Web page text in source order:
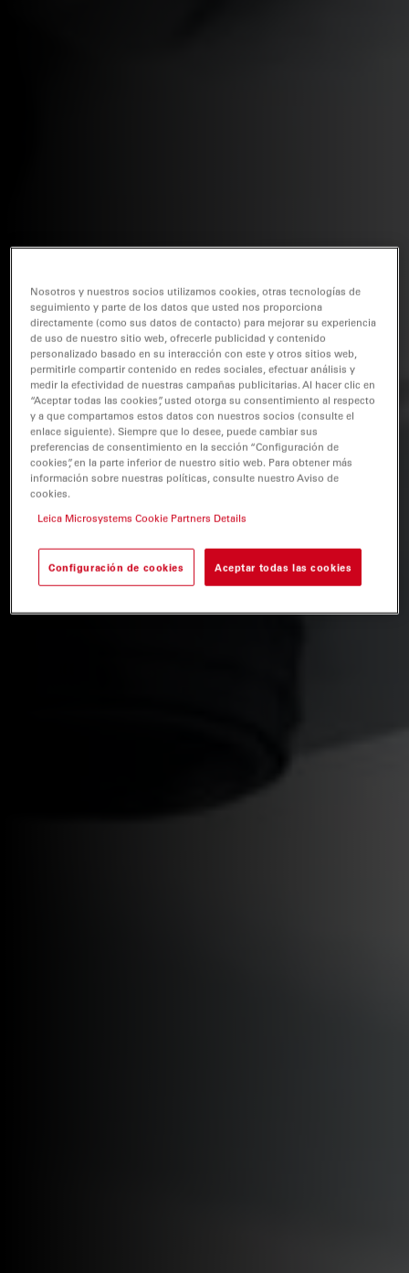
Nosotros y nuestros socios utilizamos cookies, otras tecnologías de
seguimiento y parte de los datos que usted nos proporciona
directamente (como sus datos de contacto) para mejorar su experiencia
de uso de nuestro sitio web, ofrecerle publicidad y contenido
personalizado basado en su interacción con este y otros sitios web,
permitirle compartir contenido en redes sociales, efectuar análisis y
medir la efectividad de nuestras campañas publicitarias. Al hacer clic en
“Aceptar todas las cookies”, usted otorga su consentimiento al respecto
y a que compartamos estos datos con nuestros socios (consulte el
enlace siguiente). Siempre que lo desee, puede cambiar sus
preferencias de consentimiento en la sección “Configuración de
cookies”, en la parte inferior de nuestro sitio web. Para obtener más
información sobre nuestras políticas, consulte nuestro Aviso de
cookies.
Leica Microsystems Cookie Partners Details
Configuración de cookies Aceptar todas las cookies